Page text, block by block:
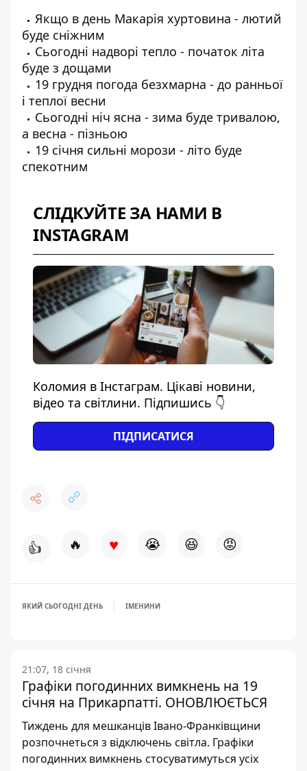
Якщо в день Макарія хуртовина - лютий
буде сніжним
Сьогодні надворі тепло - початок літа
буде з дощами
19 грудня погода безхмарна - до ранньої
і теплої весни
Сьогодні ніч ясна - зима буде тривалою,
а весна - пізньою
19 січня сильні морози - літо буде
спекотним
СЛІДКУЙТЕ ЗА НАМИ В
INSTAGRAM
Коломия в Інстаграм. Цікаві новини,
відео та світлини. Підпишись 👇
ПІДПИСАТИСЯ
👍 🔥 ♥ 😭 😆 😡
ЯКИЙ СЬОГОДНІ ДЕНЬ ІМЕНИНИ
21:07, 18 січня
Графіки погодинних вимкнень на 19
січня на Прикарпатті. ОНОВЛЮЄТЬСЯ
Тиждень для мешканців Івано-Франківщини
розпочнеться з відключень світла. Графіки
погодинних вимкнень стосуватимуться усіх